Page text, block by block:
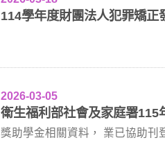
114學年度財團法人犯罪矯
2026-03-05
衛生福利部社會及家庭署115
獎助學金相關資料， 業已協助刊